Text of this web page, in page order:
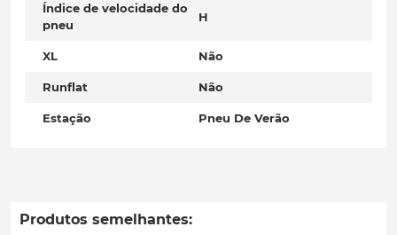
Índice de velocidade do
pneu
H
XL Não
Runflat Não
Estação Pneu De Verão
Produtos semelhantes: